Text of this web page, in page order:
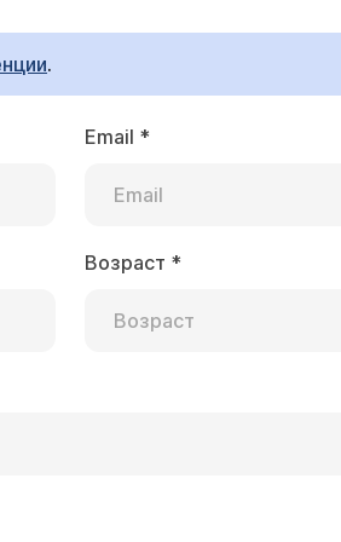
раз лак. ангины).
пневмонии из-за
данные, например, данные
иммунограммы, желателен,
.
Email *
Возраст *